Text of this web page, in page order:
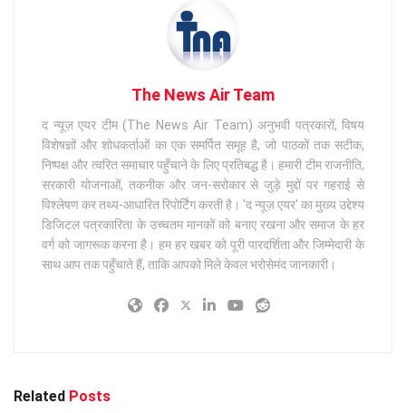
The News Air Team
द न्यूज़ एयर टीम (The News Air Team) अनुभवी पत्रकारों, विषय
विशेषज्ञों और शोधकर्ताओं का एक समर्पित समूह है, जो पाठकों तक सटीक,
निष्पक्ष और त्वरित समाचार पहुँचाने के लिए प्रतिबद्ध है। हमारी टीम राजनीति,
सरकारी योजनाओं, तकनीक और जन-सरोकार से जुड़े मुद्दों पर गहराई से
विश्लेषण कर तथ्य-आधारित रिपोर्टिंग करती है। 'द न्यूज़ एयर' का मुख्य उद्देश्य
डिजिटल पत्रकारिता के उच्चतम मानकों को बनाए रखना और समाज के हर
वर्ग को जागरूक करना है। हम हर खबर को पूरी पारदर्शिता और जिम्मेदारी के
साथ आप तक पहुँचाते हैं, ताकि आपको मिले केवल भरोसेमंद जानकारी।
Related Posts